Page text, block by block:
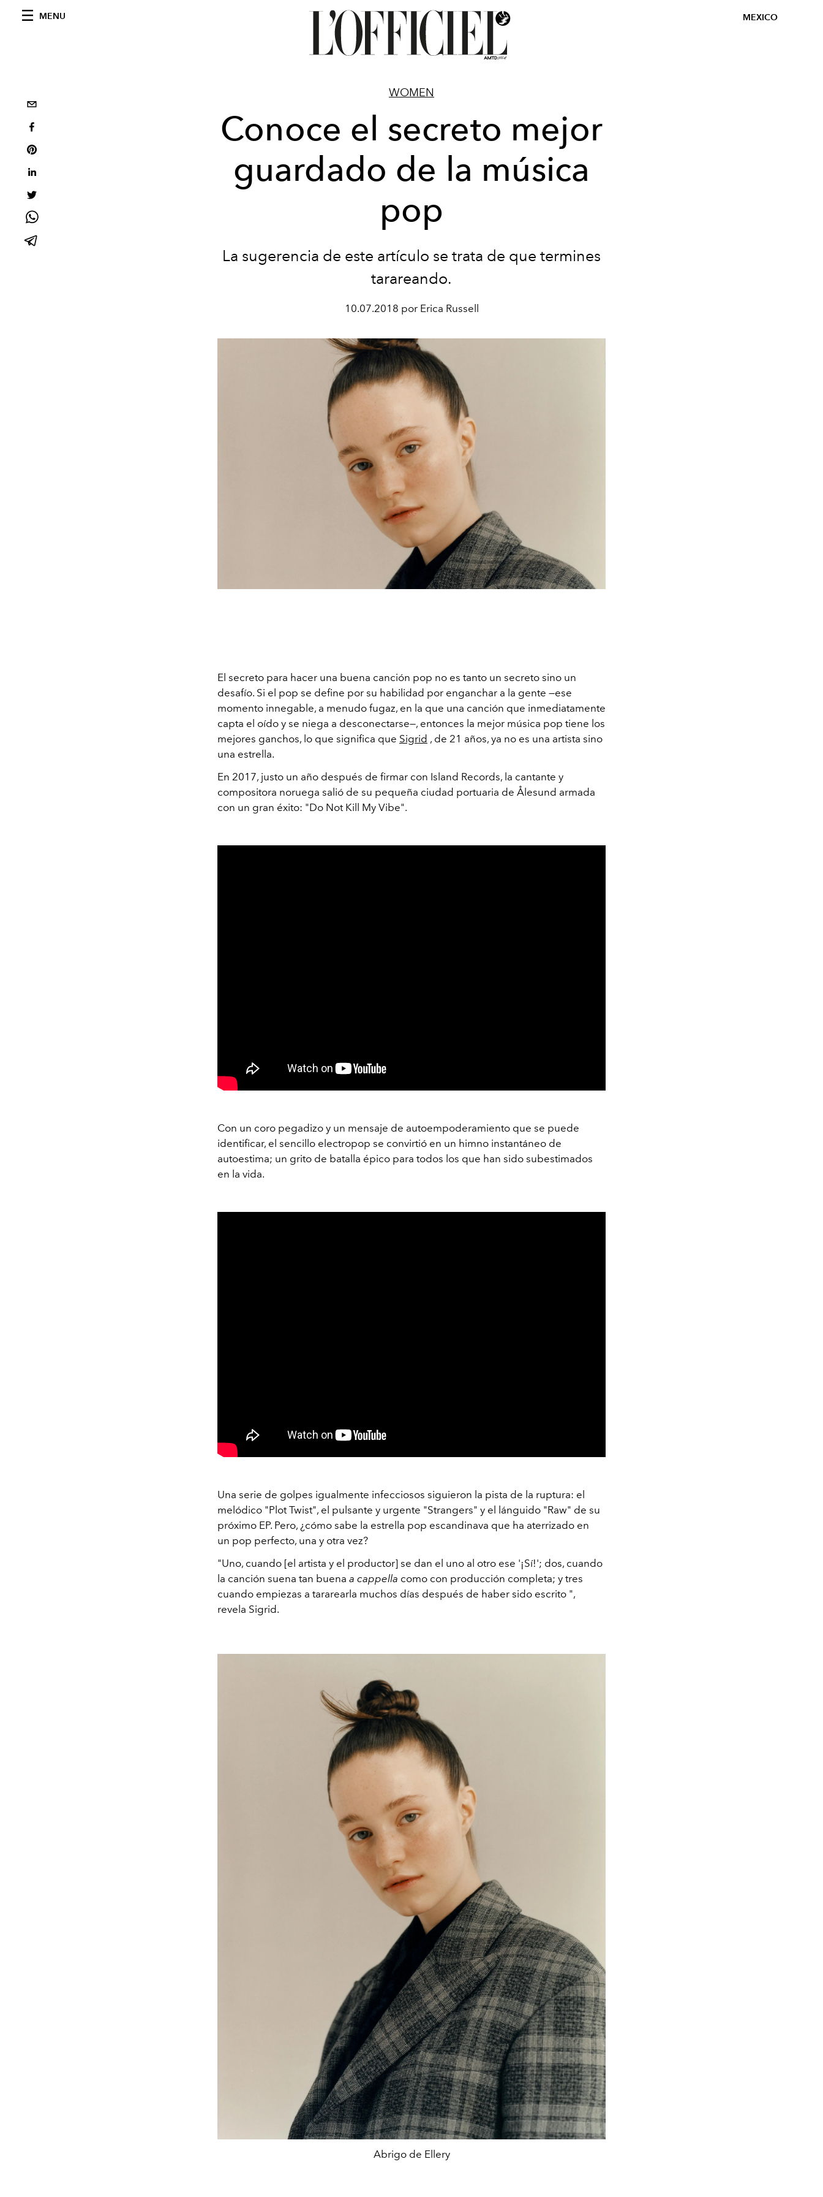
MENU MEXICO
WOMEN
Conoce el secreto mejor
guardado de la música
pop
La sugerencia de este artículo se trata de que termines
tarareando.
10.07.2018 por Erica Russell
El secreto para hacer una buena canción pop no es tanto un secreto sino un
desafío. Si el pop se define por su habilidad por enganchar a la gente —ese
momento innegable, a menudo fugaz, en la que una canción que inmediatamente
capta el oído y se niega a desconectarse—, entonces la mejor música pop tiene los
mejores ganchos, lo que significa que Sigrid , de 21 años, ya no es una artista sino
una estrella.
En 2017, justo un año después de firmar con Island Records, la cantante y
compositora noruega salió de su pequeña ciudad portuaria de Ålesund armada
con un gran éxito: "Do Not Kill My Vibe".
Con un coro pegadizo y un mensaje de autoempoderamiento que se puede
identificar, el sencillo electropop se convirtió en un himno instantáneo de
autoestima; un grito de batalla épico para todos los que han sido subestimados
en la vida.
Una serie de golpes igualmente infecciosos siguieron la pista de la ruptura: el
melódico "Plot Twist", el pulsante y urgente "Strangers" y el lánguido "Raw" de su
próximo EP. Pero, ¿cómo sabe la estrella pop escandinava que ha aterrizado en
un pop perfecto, una y otra vez?
"Uno, cuando [el artista y el productor] se dan el uno al otro ese '¡Sí!'; dos, cuando
la canción suena tan buena a cappella como con producción completa; y tres
cuando empiezas a tararearla muchos días después de haber sido escrito ",
revela Sigrid.
Abrigo de Ellery